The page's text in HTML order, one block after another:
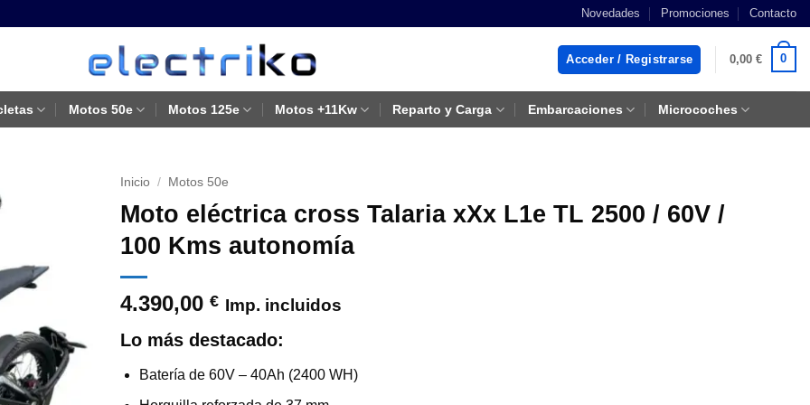
Novedades Promociones Contacto
Acceder / Registrarse 0,00 € 0
Motos 50e Motos 125e Motos +11Kw Reparto y Carga Embarcaciones Microcoches
Inicio / Motos 50e
Moto eléctrica cross Talaria xXx L1e TL 2500 / 60V /
100 Kms autonomía
4.390,00€ Imp. incluidos
Lo más destacado:
Batería de 60V – 40Ah (2400 WH)